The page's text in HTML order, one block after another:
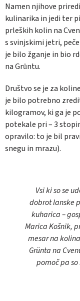
Namen njihove
kulinarika in jedi ter
prleških kolin na
s svinjskimi jetri,
je bilo žganje in bio
na Grüntu.
Društvo se je za
je bilo potrebno
kilogramov, ki ga je
potekale pri – 3
opravilo: to je bil
snegu in mrazu).
Vsi ki so se
dobrot lanske
kuharica –
Marica Košnik,
mesar na
Grünta na
pomoč pa so